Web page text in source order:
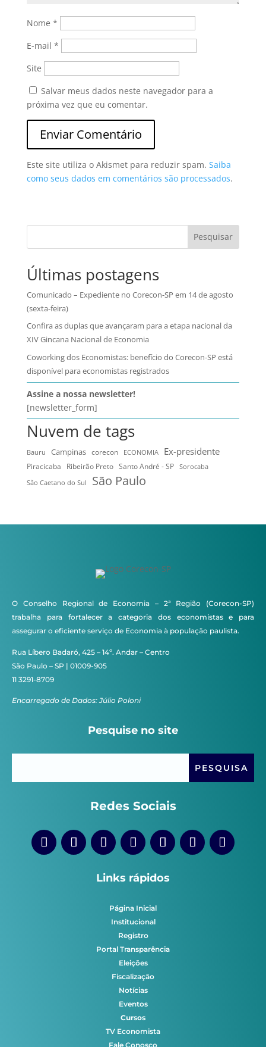
Nome *
E-mail *
Site
Salvar meus dados neste navegador para a
próxima vez que eu comentar.
Este site utiliza o Akismet para reduzir spam. Saiba
como seus dados em comentários são processados.
Pesquisar
Últimas postagens
Comunicado – Expediente no Corecon-SP em 14 de agosto
(sexta-feira)
Confira as duplas que avançaram para a etapa nacional da
XIV Gincana Nacional de Economia
Coworking dos Economistas: benefício do Corecon-SP está
disponível para economistas registrados
Assine a nossa newsletter!
[newsletter_form]
Nuvem de tags
Bauru Campinas corecon ECONOMIA Ex-presidente
Piracicaba Ribeirão Preto Santo André - SP
Sorocaba
São Caetano do Sul
São Paulo
O Conselho Regional de Economia – 2ª Região (Corecon-SP)
trabalha para fortalecer a categoria dos economistas e para
assegurar o eficiente serviço de Economia à população paulista.
Rua Líbero Badaró, 425 – 14º. Andar – Centro
São Paulo – SP | 01009-905
11 3291-8709
Encarregado de Dados: Júlio Poloni
Pesquise no site
Redes Sociais
Links rápidos
Página Inicial
Institucional
Registro
Portal Transparência
Eleições
Fiscalização
Notícias
Eventos
Cursos
TV Economista
Fale Conosco